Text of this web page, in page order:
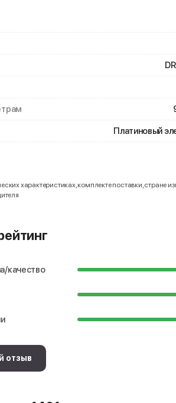
Платиновый
характеристиках, комплекте поставки, стране
качество
отзыв